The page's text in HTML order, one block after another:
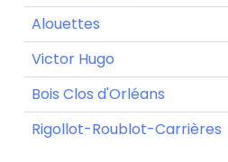
Alouettes
Victor Hugo
Bois Clos d'Orléans
Rigollot-Roublot-Carrières